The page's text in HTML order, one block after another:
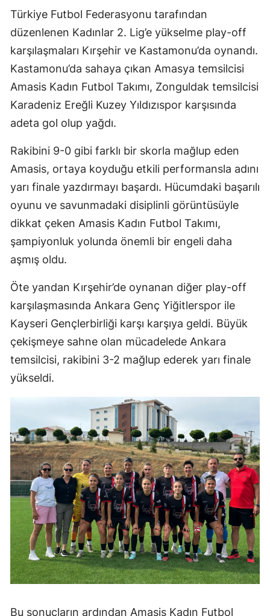
Türkiye Futbol Federasyonu tarafından
düzenlenen Kadınlar 2. Lig’e yükselme play-off
karşılaşmaları Kırşehir ve Kastamonu’da oynandı.
Kastamonu’da sahaya çıkan Amasya temsilcisi
Amasis Kadın Futbol Takımı, Zonguldak temsilcisi
Karadeniz Ereğli Kuzey Yıldızıspor karşısında
adeta gol olup yağdı.
Rakibini 9-0 gibi farklı bir skorla mağlup eden
Amasis, ortaya koyduğu etkili performansla adını
yarı finale yazdırmayı başardı. Hücumdaki başarılı
oyunu ve savunmadaki disiplinli görüntüsüyle
dikkat çeken Amasis Kadın Futbol Takımı,
şampiyonluk yolunda önemli bir engeli daha
aşmış oldu.
Öte yandan Kırşehir’de oynanan diğer play-off
karşılaşmasında Ankara Genç Yiğitlerspor ile
Kayseri Gençlerbirliği karşı karşıya geldi. Büyük
çekişmeye sahne olan mücadelede Ankara
temsilcisi, rakibini 3-2 mağlup ederek yarı finale
yükseldi.
Bu sonuçların ardından Amasis Kadın Futbol